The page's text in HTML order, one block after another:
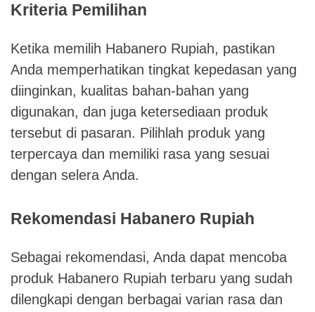
Kriteria Pemilihan
Ketika memilih Habanero Rupiah, pastikan
Anda memperhatikan tingkat kepedasan yang
diinginkan, kualitas bahan-bahan yang
digunakan, dan juga ketersediaan produk
tersebut di pasaran. Pilihlah produk yang
terpercaya dan memiliki rasa yang sesuai
dengan selera Anda.
Rekomendasi Habanero Rupiah
Sebagai rekomendasi, Anda dapat mencoba
produk Habanero Rupiah terbaru yang sudah
dilengkapi dengan berbagai varian rasa dan